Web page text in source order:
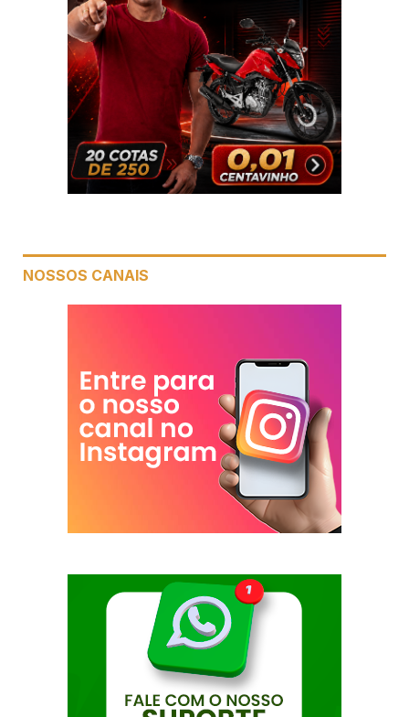
NOSSOS CANAIS